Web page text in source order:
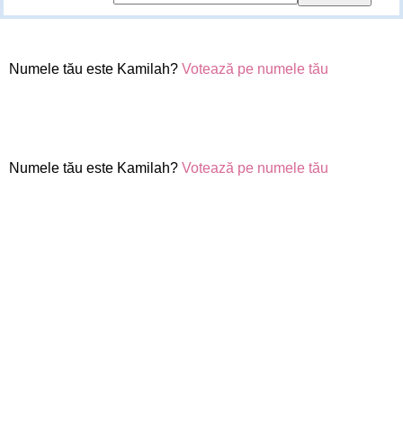
Numele tău este Kamilah? Votează pe numele tău
Numele tău este Kamilah? Votează pe numele tău